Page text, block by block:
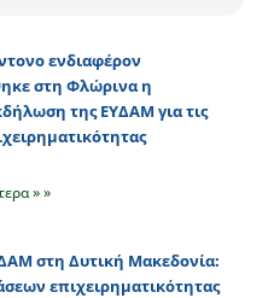
ενδιαφέρον
στη Φλώρινα η
της ΕΥΔΑΜ για τις
» »
στη Δυτική Μακεδονία:
επιχειρηματικότητας